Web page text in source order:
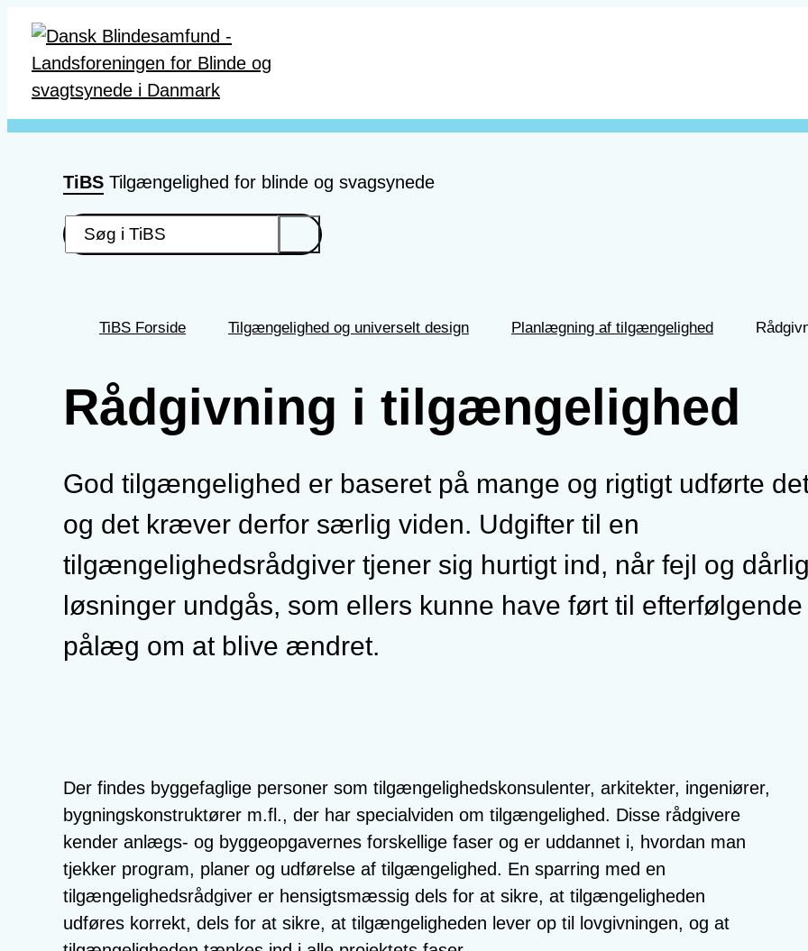
Gå til hovedindhold
TiBS Tilgængelighed for blinde og svagsynede
her:
TiBS Forside Tilgængelighed og universelt design Planlægning af tilgængelighed
Rådgivning i tilgængelighed
God tilgængelighed er baseret på mange og rigtigt udførte
og det kræver derfor særlig viden. Udgifter til en
tilgængelighedsrådgiver tjener sig hurtigt ind, når fejl og
løsninger undgås, som ellers kunne have ført til efterfølgende
pålæg om at blive ændret.
Der findes byggefaglige personer som tilgængelighedskonsulenter, arkitekter, ingeniører,
bygningskonstruktører m.fl., der har specialviden om tilgængelighed. Disse rådgivere
kender anlægs- og byggeopgavernes forskellige faser og er uddannet i, hvordan man
tjekker program, planer og udførelse af tilgængelighed. En sparring med en
tilgængelighedsrådgiver er hensigtsmæssig dels for at sikre, at tilgængeligheden
udføres korrekt, dels for at sikre, at tilgængeligheden lever op til lovgivningen, og at